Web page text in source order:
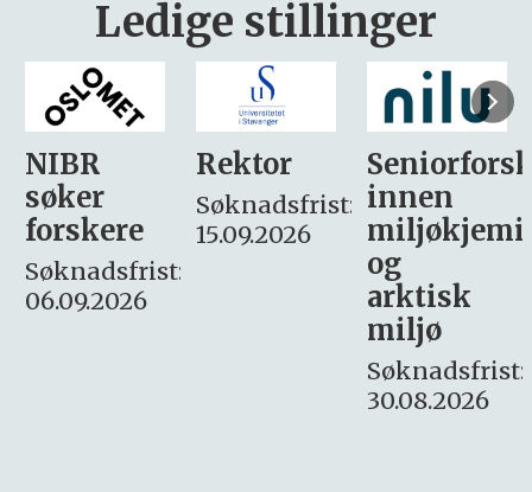
Ledige stillinger
Rektor
Søknadsfrist:
15.09.2026
Seniorforsker
innen
miljøkjemi
søker
– fast
Søknadsfrist:
16. august.